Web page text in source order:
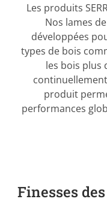
Les produits
Nos lames
développées
types de bois
les bois plus
produit
performances
Finesses